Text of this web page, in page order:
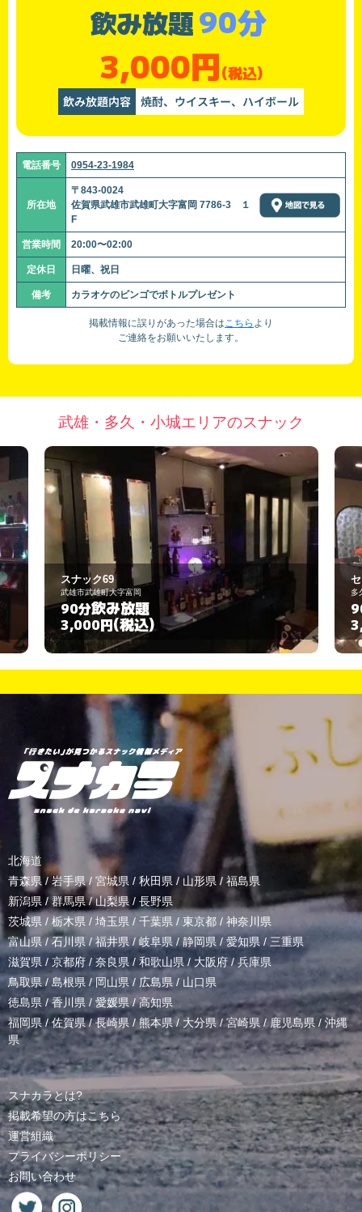
飲み放題90分
3,000円(税込)
飲み放題内容 焼酎、ウイスキー、ハイボール
電話番号 0954-23-1984
所在地
〒843-0024
佐賀県武雄市武雄町大字富岡 7786-3 １
F
営業時間 20:00〜02:00
定休日 日曜、祝日
備考 カラオケのビンゴでボトルプレゼント
掲載情報に誤りがあった場合はこちら より
ご連絡をお願いいたします。
武雄・多久・小城エリアのスナック
セシル
多久市東多久町別府4251
90分飲み放題
3,000円 (税込)
北海道
青森県 / 岩手県/ 宮城県 / 秋田県 / 山形県/ 福島県
新潟県 /群馬県/山梨県 / 長野県
茨城県 / 栃木県 / 埼玉県 / 千葉県 / 東京都 / 神奈川県
富山県 /石川県/福井県/岐阜県 / 静岡県 / 愛知県 / 三重県
滋賀県 / 京都府 / 奈良県 / 和歌山県/ 大阪府 /兵庫県
鳥取県/ 島根県 /岡山県/ 広島県 / 山口県
徳島県 /香川県 / 愛媛県/高知県
福岡県/佐賀県/長崎県 /熊本県/ 大分県/宮崎県 /鹿児島県 / 沖縄
県
スナカラとは?
掲載希望の方はこちら
運営組織
プライバシーポリシー
お問い合わせ